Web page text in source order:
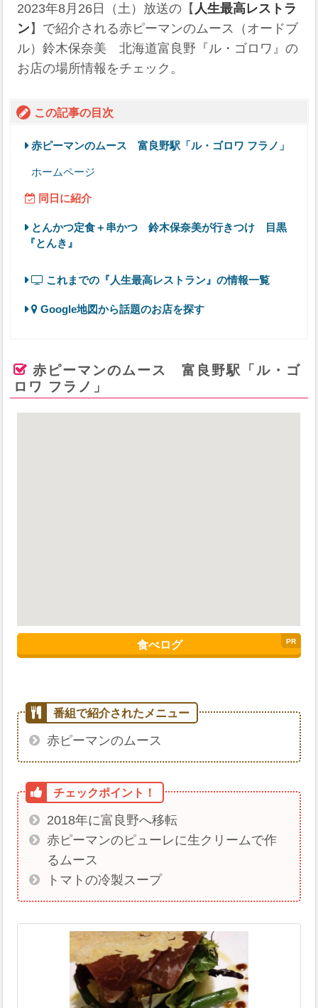
2023年8月26日（土）放送の【 人生最高レストラ
ン】で紹介される赤ピーマンのムース（オードブ
ル）鈴木保奈美 北海道富良野『ル・ゴロワ』の
お店の場所情報をチェック。
この記事の目次
赤ピーマンのムース 富良野駅「ル・ゴロワ フラノ」
ホームページ
同日に紹介
とんかつ定食＋串かつ 鈴木保奈美が行きつけ 目黒
『とんき』
これまでの『人生最高レストラン』の情報一覧
Google地図から話題のお店を探す
赤ピーマンのムース 富良野駅「ル・ゴ
ロワ フラノ」
食べログ
赤ピーマンのムース
2018年に富良野へ移転
赤ピーマンのピューレに生クリームで作
るムース
トマトの冷製スープ